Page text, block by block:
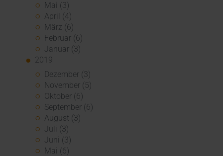
Mai (3)
April (4)
März (6)
Februar (6)
Januar (3)
2019
Dezember (3)
November (5)
Oktober (6)
September (6)
August (3)
Juli (3)
Juni (3)
Mai (6)